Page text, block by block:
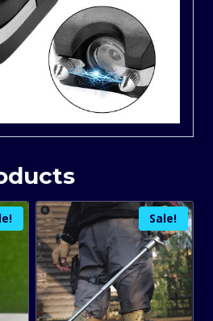
Sale!